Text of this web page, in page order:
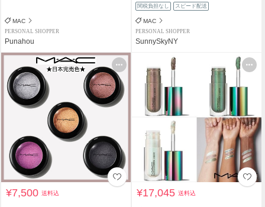
MAC
PERSONAL SHOPPER
Punahou
関税負担なし スピード配送
MAC
PERSONAL SHOPPER
SunnySkyNY
¥7,500送料込 ¥17,045送料込